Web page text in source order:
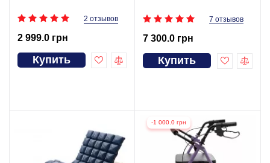
2 отзывов
2 999.0 грн
Купить
7 отзывов
7 300.0 грн
Купить
-1 000.0 грн